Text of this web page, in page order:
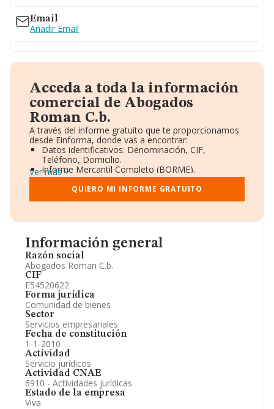
Información general
Razón social
Abogados Roman C.b.
CIF
E54520622
Forma jurídica
Comunidad de bienes
Sector
Servicios empresariales
Fecha de constitución
1-1-2010
Actividad
Servicio jurídicos
Actividad CNAE
6910 - Actividades jurídicas
Estado de la empresa
Viva
Email
Añadir Email
Acceda a toda la información
comercial de Abogados
Roman C.b.
A través del informe gratuito que te proporcionamos
desde Einforma, donde vas a encontrar:
Datos identificativos: Denominación, CIF,
Teléfono, Domicilio.
Informe Mercantil Completo (BORME).
Gráficos de Evolución Ventas y Empleados.
Consejo de Administración y Administradores.
Directivos y Ejecutivos.
Información oficial y registral complementaria.
Ver más
QUIERO MI INFORME GRATUITO